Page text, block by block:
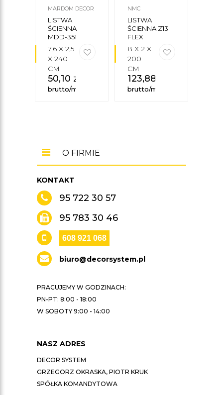
MARDOM DECOR
LISTWA
ŚCIENNA
MDD-351
7,6 X 2,5
X 240
CM
50,10 zł
brutto/mb
NMC
LISTWA
ŚCIENNA Z13
FLEX
8 X 2 X
200
CM
123,88
brutto/mb
KONTAKT
95 722 30 57
95 783 30 46
608 921 068
biuro@decorsystem.pl
PRACUJEMY W GODZINACH:
PN-PT: 8:00 - 18:00
W SOBOTY 9:00 - 14:00
NASZ ADRES
DECOR SYSTEM
GRZEGORZ OKRASKA, PIOTR KRUK
SPÓŁKA KOMANDYTOWA
O FIRMIE